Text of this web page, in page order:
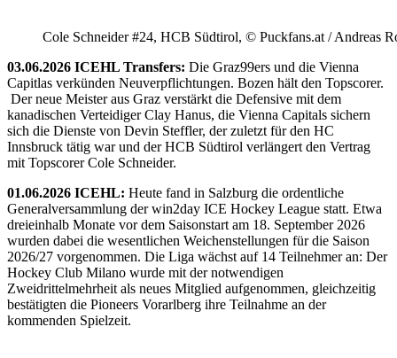
Cole Schneider #24, HCB Südtirol, © Puckfans.at / Andreas
03.06.2026 ICEHL Transfers: Die Graz99ers und die Vienna
Capitlas verkünden Neuverpflichtungen. Bozen hält den Topscorer.
Der neue Meister aus Graz verstärkt die Defensive mit dem
kanadischen Verteidiger Clay Hanus, die Vienna Capitals sichern
sich die Dienste von Devin Steffler, der zuletzt für den HC
Innsbruck tätig war und der HCB Südtirol verlängert den Vertrag
mit Topscorer Cole Schneider.
01.06.2026 ICEHL: Heute fand in Salzburg die ordentliche
Generalversammlung der win2day ICE Hockey League statt. Etwa
dreieinhalb Monate vor dem Saisonstart am 18. September 2026
wurden dabei die wesentlichen Weichenstellungen für die Saison
2026/27 vorgenommen. Die Liga wächst auf 14 Teilnehmer an: Der
Hockey Club Milano wurde mit der notwendigen
Zweidrittelmehrheit als neues Mitglied aufgenommen, gleichzeitig
bestätigten die Pioneers Vorarlberg ihre Teilnahme an der
kommenden Spielzeit.